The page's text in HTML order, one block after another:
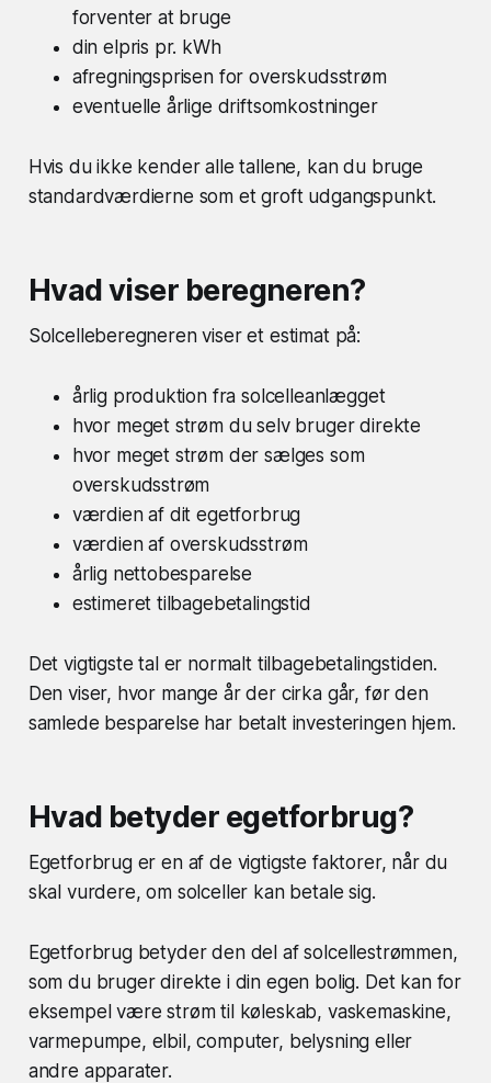
forventer at bruge
din elpris pr. kWh
afregningsprisen for overskudsstrøm
eventuelle årlige driftsomkostninger
Hvis du ikke kender alle tallene, kan du bruge
standardværdierne som et groft udgangspunkt.
Hvad viser beregneren?
Solcelleberegneren viser et estimat på:
årlig produktion fra solcelleanlægget
hvor meget strøm du selv bruger direkte
hvor meget strøm der sælges som
overskudsstrøm
værdien af dit egetforbrug
værdien af overskudsstrøm
årlig nettobesparelse
estimeret tilbagebetalingstid
Det vigtigste tal er normalt tilbagebetalingstiden.
Den viser, hvor mange år der cirka går, før den
samlede besparelse har betalt investeringen hjem.
Hvad betyder egetforbrug?
Egetforbrug er en af de vigtigste faktorer, når du
skal vurdere, om solceller kan betale sig.
Egetforbrug betyder den del af solcellestrømmen,
som du bruger direkte i din egen bolig. Det kan for
eksempel være strøm til køleskab, vaskemaskine,
varmepumpe, elbil, computer, belysning eller
andre apparater.